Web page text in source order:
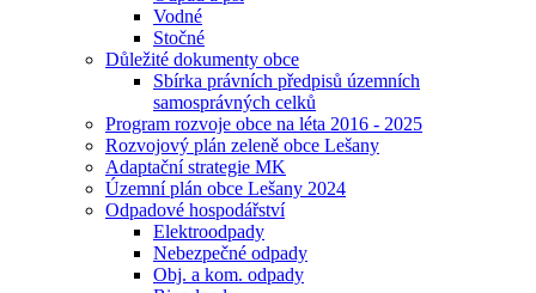
Vodné
Stočné
Důležité dokumenty obce
Sbírka právních předpisů územních
samosprávných celků
Program rozvoje obce na léta 2016 - 2025
Rozvojový plán zeleně obce Lešany
Adaptační strategie MK
Územní plán obce Lešany 2024
Odpadové hospodářství
Elektroodpady
Nebezpečné odpady
Obj. a kom. odpady